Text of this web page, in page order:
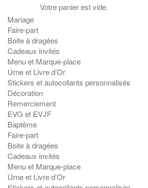
Votre panier est vide.
Mariage
Faire-part
Boite à dragées
Cadeaux invités
Menu et Marque-place
Urne et Livre d’Or
Stickers et autocollants personnalisés
Décoration
Remerciement
EVG et EVJF
Baptême
Faire-part
Boite à dragées
Cadeaux invités
Menu et Marque-place
Urne et Livre d’Or